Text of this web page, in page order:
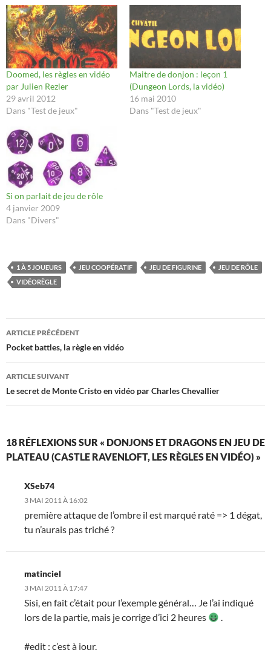
Doomed, les règles en vidéo
par Julien Rezler
29 avril 2012
Dans "Test de jeux"
Maitre de donjon : leçon 1
(Dungeon Lords, la vidéo)
16 mai 2010
Dans "Test de jeux"
Si on parlait de jeu de rôle
4 janvier 2009
Dans "Divers"
1 À 5 JOUEURS JEU COOPÉRATIF JEU DE FIGURINE
JEU DE RÔLE
VIDÉORÈGLE
Navigation
des
articles
ARTICLE PRÉCÉDENT
Pocket battles, la règle en vidéo
ARTICLE SUIVANT
Le secret de Monte Cristo en vidéo par Charles Chevallier
18 RÉFLEXIONS SUR « DONJONS ET DRAGONS EN JEU DE
PLATEAU (CASTLE RAVENLOFT, LES RÈGLES EN VIDÉO) »
XSeb74
3 MAI 2011 À 16:02
première attaque de l’ombre il est marqué raté => 1 dégat,
tu n’aurais pas triché ?
matinciel
3 MAI 2011 À 17:47
Sisi, en fait c’était pour l’exemple général… Je l’ai indiqué
lors de la partie, mais je corrige d’ici 2 heures
.
#edit : c’est à jour.